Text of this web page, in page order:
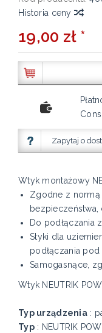
Historia ceny
19,00 zł *
Zapytaj o
Wtyk montażowy
Zgodne z
bezpieczeństwa,
Do podłączania
Styki dla
podłączania
Samogasnące,
Wtyk NEUTRIK
Typ urządzenia:
Typ: NEUTRIK